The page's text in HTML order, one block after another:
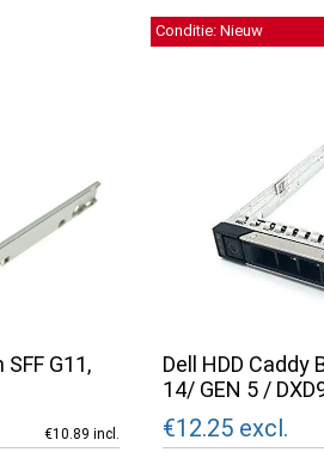
G11,
€10.89 incl.
Dell HDD Caddy
14/ GEN 5 /
€12.25 excl.
Conditie: Nieuw